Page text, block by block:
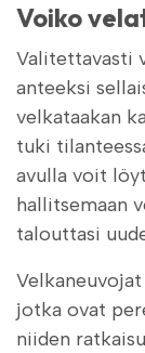
Voiko
Valitettavasti
anteeksi
velkataakan
tuki
avulla voit
hallitsemaan
talouttasi
jotka ovat
niiden